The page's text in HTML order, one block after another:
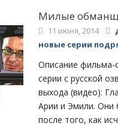
Милые
11 июня, 2014
новые серии
Описание фильма-
серии с русской
выхода (видео):
Арии и Эмили. Они
после того, как